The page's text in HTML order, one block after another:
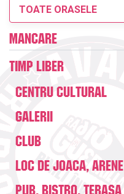
TOATE ORASELE
Mancare
Timp liber
Centru Cultural
Galerii
Club
Loc de joaca, Arene
Pub, Bistro, Terasa